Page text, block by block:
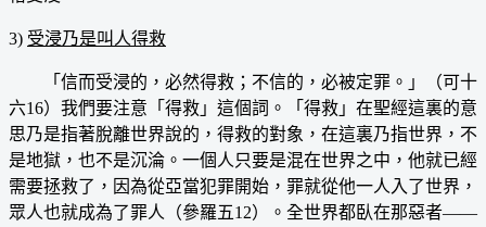
3) 受浸乃是叫人得救
「信而受浸的，必然得救；不信的，必被定罪。」（可十
六16）我們要注意「得救」這個詞。「得救」在聖經這裏的意
思乃是指著脫離世界說的，得救的對象，在這裏乃指世界，不
是地獄，也不是沉淪。一個人只要是混在世界之中，他就已經
需要拯救了，因為從亞當犯罪開始，罪就從他一人入了世界，
眾人也就成為了罪人（參羅五12）。全世界都臥在那惡者——